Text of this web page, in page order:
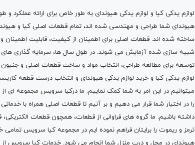
لوازم یدکی کیا و لوازم یدکی هیوندای به طور خاص برای ارائه عملکرد و
هیوندای شما طراحی و مهندسی شده اند، تمام قطعات اصلی کیا و هیوندای
ساخته شده اند. قطعات اصلی برای اطمینان از کیفیت، قابلیت
شبیه سازی شده آزمایش می شوند. در طول سال ها، سرمایه گذاری های
توسعه برای مطالعه طراحی، انتخاب مواد و ساخت قطعات اصلی و
لوازم یدکی کیا و خرید لوازم یدکی هیوندای و انتخاب درست قطعه
میتوانیم در این امر به شما کمک نماییم. ما درکیا سرویس مجموعه ای از
را در اختیار شما قرار می دهیم و بر آنیم تا قطعات اصلی همراه با
داشته باشیم. ما گروه های فراوانی از قطعات، همچون قطعات الکتریکی،
ترمز و ریموت را برایتان فراهم نموده ایم در مجموعه کیا سرویس
هیوندای در محل و درب منزل شما انجام می شود. خدمات کیا سرویس از